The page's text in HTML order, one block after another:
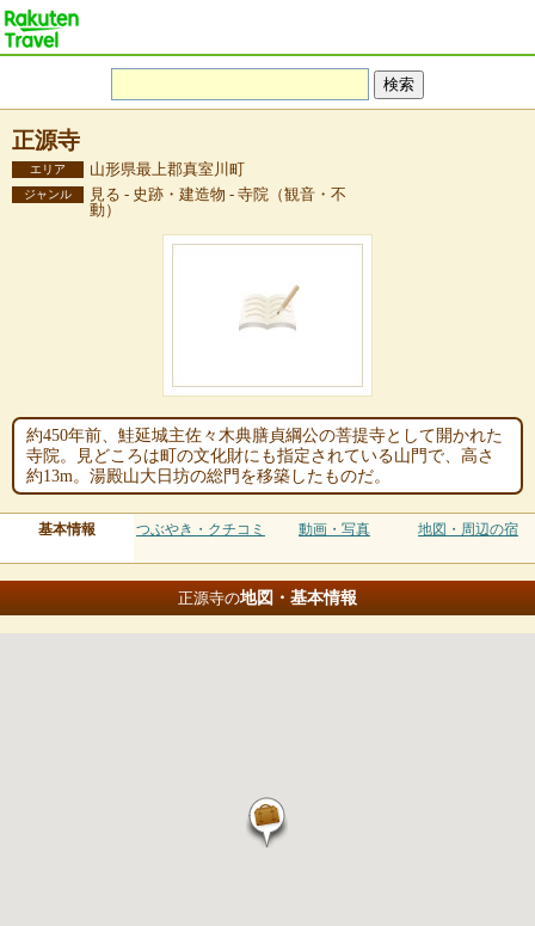
正源寺
エリア 山形県最上郡真室川町
ジャンル
見る - 史跡・建造物 - 寺院（観音・不
動）
約450年前、鮭延城主佐々木典膳貞綱公の菩提寺として開かれた
寺院。見どころは町の文化財にも指定されている山門で、高さ
約13m。湯殿山大日坊の総門を移築したものだ。
基本情報 つぶやき・クチコミ 動画・写真 地図・周辺の宿
正源寺の地図・基本情報